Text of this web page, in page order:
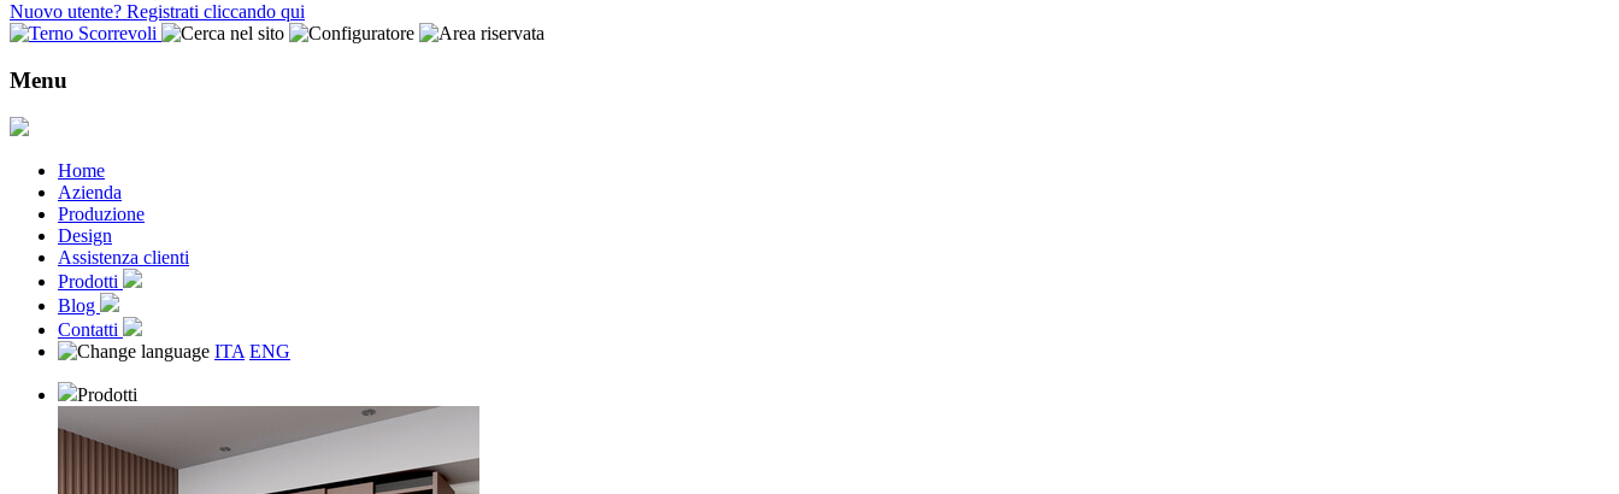
Nuovo utente? Registrati cliccando qui
Menu
Home
Azienda
Produzione
Design
Assistenza clienti
Prodotti
Blog
Contatti
ITA ENG
Prodotti